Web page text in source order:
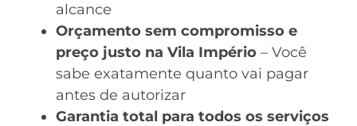
alcance
Orçamento sem compromisso e
preço justo na Vila Império – Você
sabe exatamente quanto vai pagar
antes de autorizar
Garantia total para todos os serviços